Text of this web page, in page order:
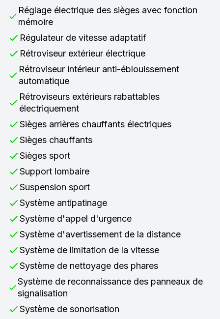
Réglage électrique des sièges avec fonction
mémoire
Régulateur de vitesse adaptatif
Rétroviseur extérieur électrique
Rétroviseur intérieur anti-éblouissement
automatique
Rétroviseurs extérieurs rabattables
électriquement
Sièges arrières chauffants électriques
Sièges chauffants
Sièges sport
Support lombaire
Suspension sport
Système antipatinage
Système d'appel d'urgence
Système d'avertissement de la distance
Système de limitation de la vitesse
Système de nettoyage des phares
Système de reconnaissance des panneaux de
signalisation
Système de sonorisation